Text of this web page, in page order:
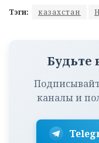
Тэги: казахстан
Будьте
каналы и